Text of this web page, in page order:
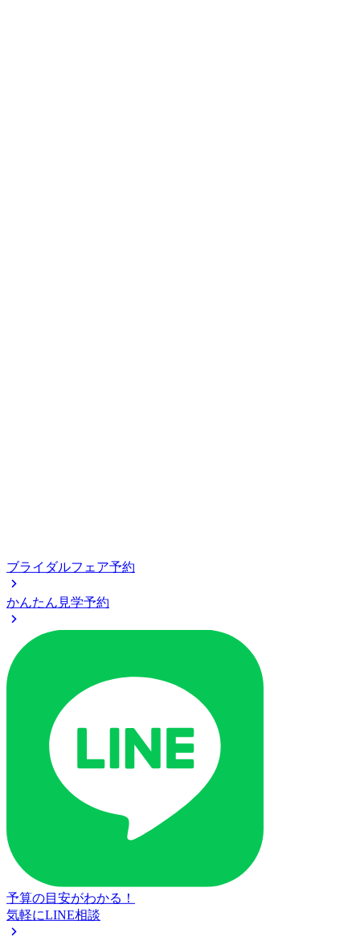
ブライダルフェア予約
かんたん見学予約
予算の目安がわかる！
気軽にLINE相談